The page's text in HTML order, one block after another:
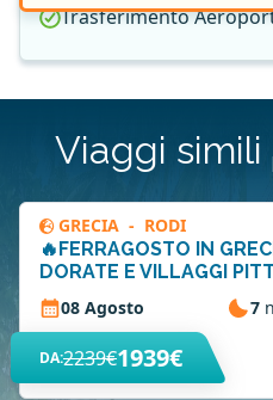
Trasferimento
Viaggi simili
GRECIA - RODI
🔥FERRAGOSTO IN
DORATE E VILLAGGI
08 Agosto
7
DA:2239€1939€